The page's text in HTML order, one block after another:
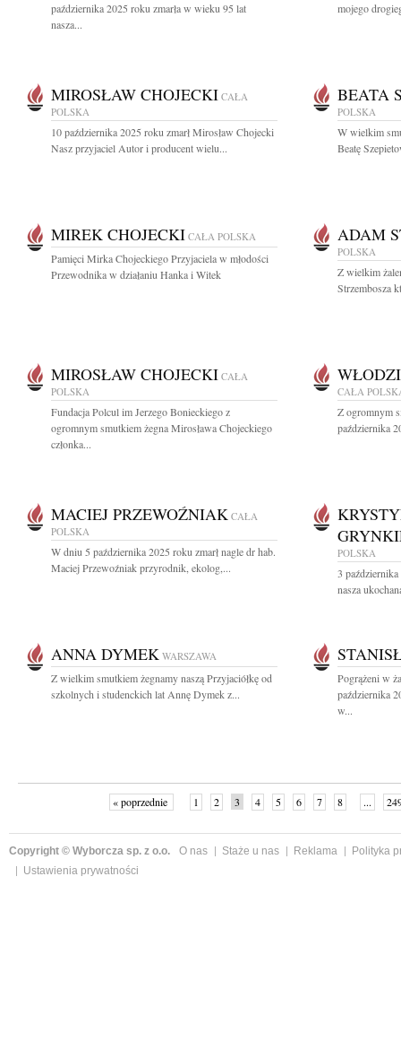
października 2025 roku zmarła w wieku 95 lat
nasza...
mojego
MIROSŁAW CHOJECKI CAŁA
POLSKA
10 października 2025 roku zmarł Mirosław Chojecki
Nasz przyjaciel Autor i producent wielu...
BEATA
POLSKA
W wielkim
Beatę
MIREK CHOJECKI CAŁA POLSKA
Pamięci Mirka Chojeckiego Przyjaciela w młodości
Przewodnika w działaniu Hanka i Witek
ADAM
POLSKA
Z wielkim
Strzembosza
MIROSŁAW CHOJECKI CAŁA
POLSKA
Fundacja Polcul im Jerzego Bonieckiego z
ogromnym smutkiem żegna Mirosława Chojeckiego
członka...
CAŁA
Z ogromnym
października
MACIEJ PRZEWOŹNIAK CAŁA
POLSKA
W dniu 5 października 2025 roku zmarł nagle dr hab.
Maciej Przewoźniak przyrodnik, ekolog,...
POLSKA
3
nasza
ANNA DYMEK WARSZAWA
Z wielkim smutkiem żegnamy naszą Przyjaciółkę od
szkolnych i studenckich lat Annę Dymek z...
Pogrążeni w
października
w...
« poprzednie 1 2 3 4 5 6 7 8 ...
Copyright © Wyborcza sp. z o.o. O nas Staże u nas Reklama
Polityka
Ustawienia prywatności